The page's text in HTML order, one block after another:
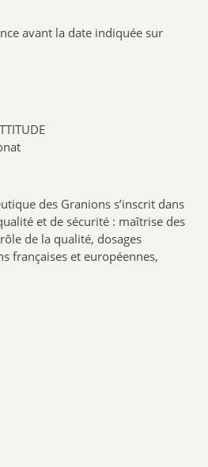
avant la date indiquée sur
des Granions s’inscrit dans
et de sécurité : maîtrise des
de la qualité, dosages
françaises et européennes,